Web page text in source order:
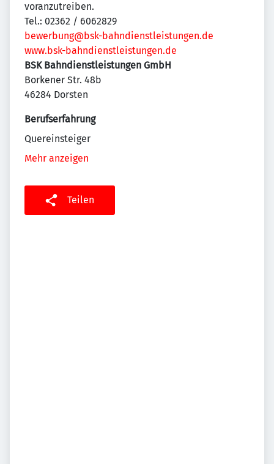
voranzutreiben.
Tel.: 02362 / 6062829
bewerbung@bsk-bahndienstleistungen.de
www.bsk-bahndienstleistungen.de
BSK Bahndienstleistungen GmbH
Borkener Str. 48b
46284 Dorsten
Berufserfahrung
Quereinsteiger
Mehr anzeigen
Teilen